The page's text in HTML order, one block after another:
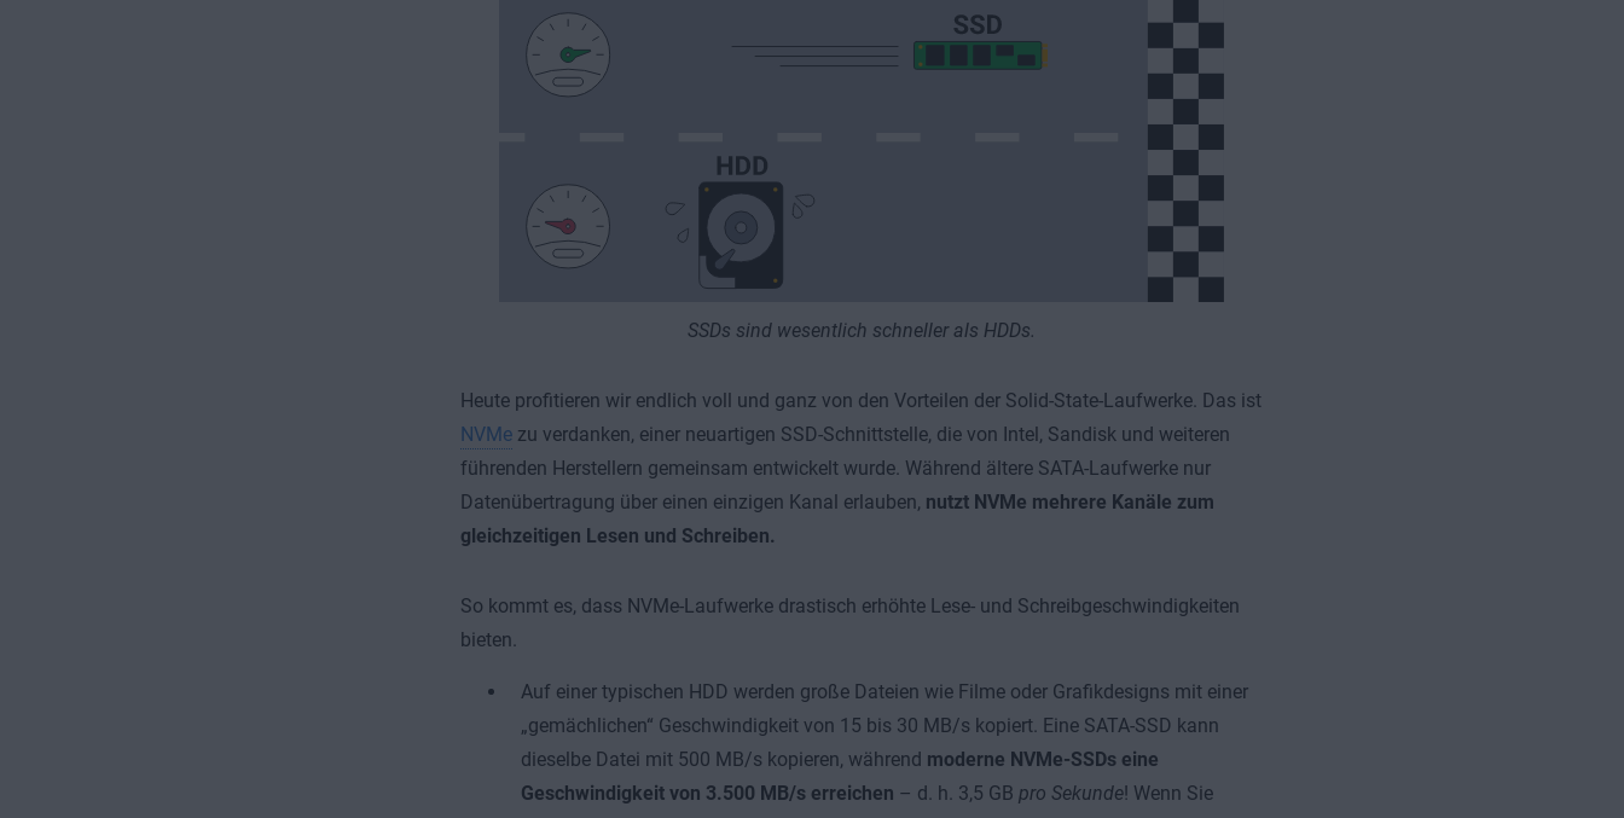
SSDs sind wesentlich schneller als HDDs.
Heute profitieren wir endlich voll und ganz von den Vorteilen der Solid-State-Laufwerke. Das ist
NVMezu verdanken, einer neuartigen SSD-Schnittstelle, die von Intel, Sandisk und weiteren
führenden Herstellern gemeinsam entwickelt wurde. Während ältere SATA-Laufwerke nur
Datenübertragung über einen einzigen Kanal erlauben, nutzt NVMe mehrere Kanäle zum
gleichzeitigen Lesen und Schreiben.
So kommt es, dass NVMe-Laufwerke drastisch erhöhte Lese- und Schreibgeschwindigkeiten
bieten.
Auf einer typischen HDD werden große Dateien wie Filme oder Grafikdesigns mit einer
„gemächlichen“ Geschwindigkeit von 15 bis 30 MB/s kopiert. Eine SATA-SSD kann
dieselbe Datei mit 500 MB/s kopieren, während moderne NVMe-SSDs eine
Geschwindigkeit von 3.500 MB/s erreichen – d. h. 3,5 GB pro Sekunde! Wenn Sie